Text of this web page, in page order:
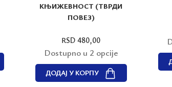
КЊИЖЕВНОСТ (ТВРДИ
ПОВЕЗ)
RSD 480,00
Dostupno u 2 opcije
ДОДАЈ У КОРПУ